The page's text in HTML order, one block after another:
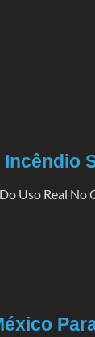
Uso Real No